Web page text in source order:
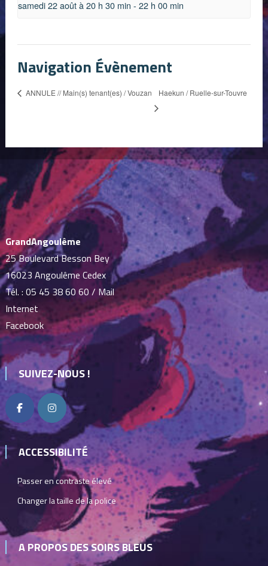
samedi 22 août à 20 h 30 min - 22 h 00 min
Navigation Évènement
ANNULE // Main(s) tenant(es) / Vouzan Haekun / Ruelle-sur-Touvre
GrandAngoulême
25 Boulevard Besson Bey
16023 Angoulême Cedex
Tél. : 05 45 38 60 60 / Mail
Internet
Facebook
SUIVEZ-NOUS !
ACCESSIBILITÉ
Passer en contraste élevé
Changer la taille de la police
A PROPOS DES SOIRS BLEUS